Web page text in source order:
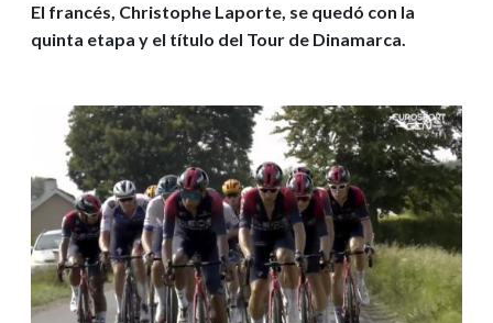
El francés, Christophe Laporte, se quedó con la
quinta etapa y el título del Tour de Dinamarca.